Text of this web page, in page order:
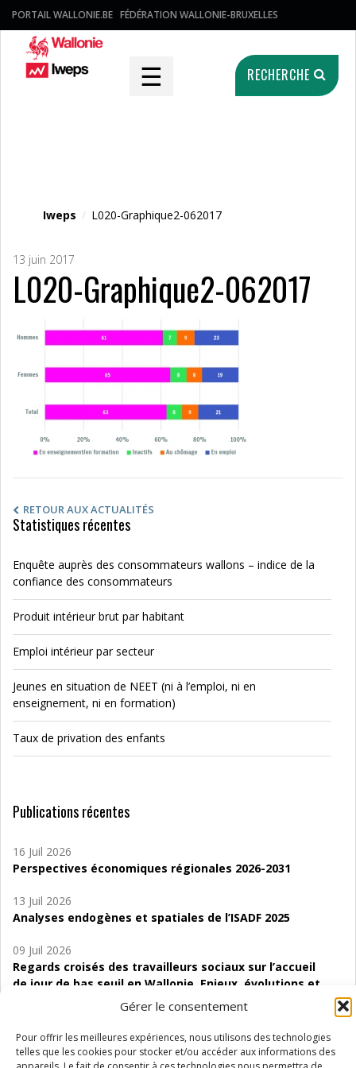
Gérer le consentement
Pour offrir les meilleures expériences, nous utilisons des technologies
telles que les cookies pour stocker et/ou accéder aux informations des
PORTAIL WALLONIE.BE FÉDÉRATION WALLONIE-BRUXELLES
☰ RECHERCHE
Iweps / L020-Graphique2-062017
13 juin 2017
L020-Graphique2-062017
RETOUR AUX ACTUALITÉS
Statistiques récentes
Enquête auprès des consommateurs wallons – indice de la
confiance des consommateurs
Produit intérieur brut par habitant
Emploi intérieur par secteur
Jeunes en situation de NEET (ni à l’emploi, ni en
enseignement, ni en formation)
Taux de privation des enfants
Publications récentes
16 Juil 2026
Perspectives économiques régionales 2026-2031
13 Juil 2026
Analyses endogènes et spatiales de l’ISADF 2025
09 Juil 2026
Regards croisés des travailleurs sociaux sur l’accueil
de jour de bas seuil en Wallonie. Enjeux, évolutions et
06 Juil 2026
Étude d’évaluabilité des Structures